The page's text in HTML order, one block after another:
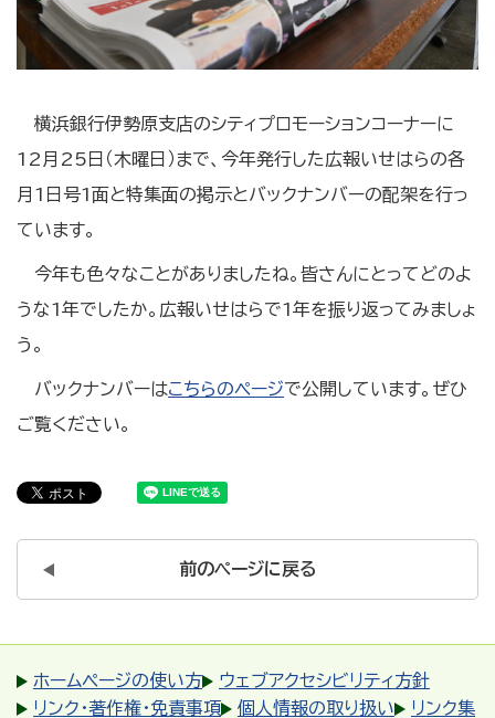
横浜銀行伊勢原支店のシティプロモーションコーナーに
12月25日（木曜日）まで、今年発行した広報いせはらの各
月1日号1面と特集面の掲示とバックナンバーの配架を行っ
ています。
今年も色々なことがありましたね。皆さんにとってどのよ
うな1年でしたか。広報いせはらで1年を振り返ってみましょ
う。
バックナンバーはこちらのページで公開しています。ぜひ
ご覧ください。
前のページに戻る
ホームページの使い方
ウェブアクセシビリティ方針
リンク・著作権・免責事項
個人情報の取り扱い
リンク集